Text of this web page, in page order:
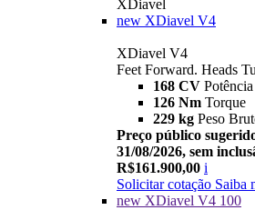
XDiavel
new XDiavel V4
XDiavel V4
Feet Forward. Heads
168 CV Potência
126 Nm Torque
229 kg Peso
Preço público
31/08/2026, sem
R$161.900,00 i
Solicitar cotação Saiba
new XDiavel V4 100